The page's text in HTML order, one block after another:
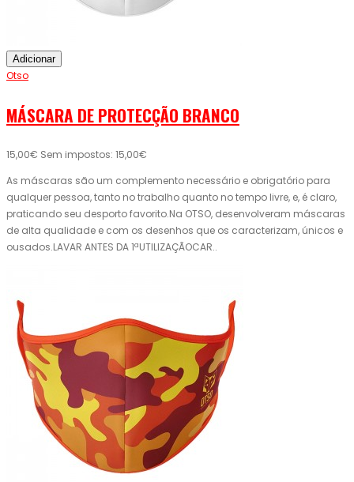
Adicionar
Otso
MÁSCARA DE PROTECÇÃO BRANCO
15,00€ Sem impostos: 15,00€
As máscaras são um complemento necessário e obrigatório para
qualquer pessoa, tanto no trabalho quanto no tempo livre, e, é claro,
praticando seu desporto favorito.Na OTSO, desenvolveram máscaras
de alta qualidade e com os desenhos que os caracterizam, únicos e
ousados.LAVAR ANTES DA 1ªUTILIZAÇÃOCAR..